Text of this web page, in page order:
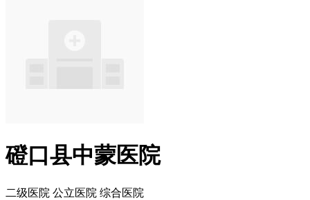
磴口县中蒙医院
二级医院 公立医院 综合医院